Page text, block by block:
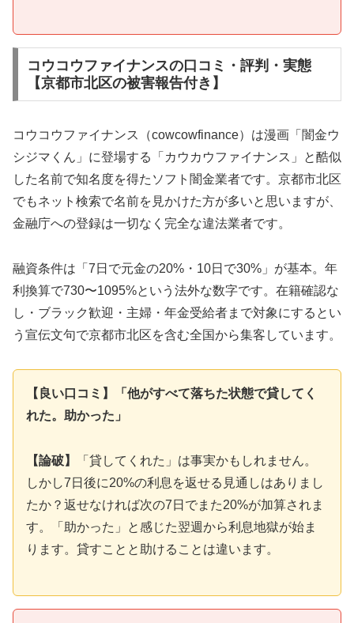
コウコウファイナンスの口コミ・評判・実態
【京都市北区の被害報告付き】
コウコウファイナンス（cowcowfinance）は漫画「闇金ウ
シジマくん」に登場する「カウカウファイナンス」と酷似
した名前で知名度を得たソフト闇金業者です。京都市北区
でもネット検索で名前を見かけた方が多いと思いますが、
金融庁への登録は一切なく完全な違法業者です。
融資条件は「7日で元金の20%・10日で30%」が基本。年
利換算で730〜1095%という法外な数字です。在籍確認な
し・ブラック歓迎・主婦・年金受給者まで対象にするとい
う宣伝文句で京都市北区を含む全国から集客しています。
【良い口コミ】「他がすべて落ちた状態で貸してく
れた。助かった」
【論破】
「貸してくれた」は事実かもしれません。
しかし7日後に20%の利息を返せる見通しはありまし
たか？返せなければ次の7日でまた20%が加算されま
す。「助かった」と感じた翌週から利息地獄が始ま
ります。貸すことと助けることは違います。